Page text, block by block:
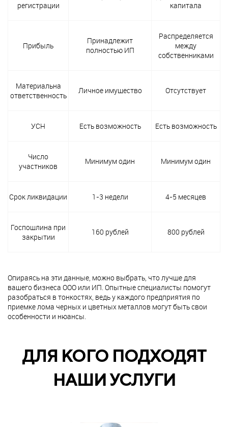
регистрации
капитала
Прибыль
Принадлежит
полностью ИП
Распределяется
между
собственниками
Материальна
ответственность
Личное имущество Отсутствует
УСН Есть возможность Есть возможность
Число
участников
Минимум один Минимум один
Срок ликвидации 1-3 недели 4-5 месяцев
Госпошлина при
закрытии
160 рублей 800 рублей
Опираясь на эти данные, можно выбрать, что лучше для
вашего бизнеса ООО или ИП. Опытные специалисты помогут
разобраться в тонкостях, ведь у каждого предприятия по
приемке лома черных и цветных металлов могут быть свои
особенности и нюансы.
ДЛЯ КОГО ПОДХОДЯТ
НАШИ УСЛУГИ